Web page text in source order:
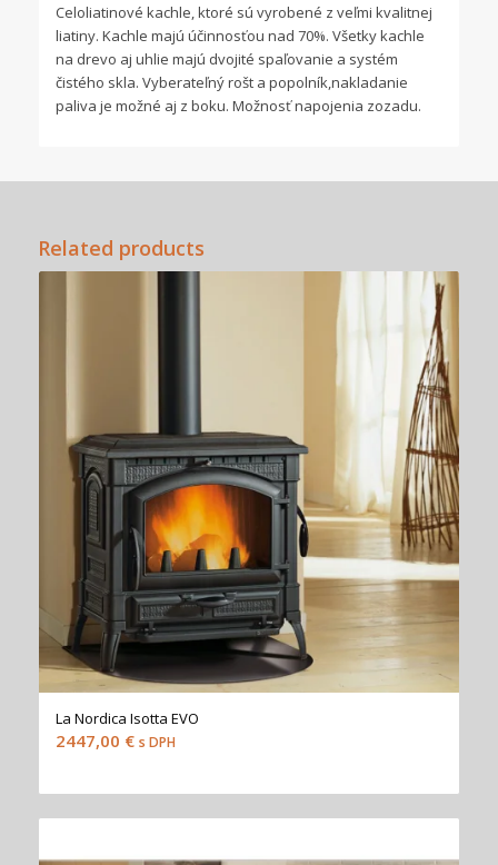
Celoliatinové kachle, ktoré sú vyrobené z veľmi kvalitnej
liatiny. Kachle majú účinnosťou nad 70%. Všetky kachle
na drevo aj uhlie majú dvojité spaľovanie a systém
čistého skla. Vyberateľný rošt a popolník,nakladanie
paliva je možné aj z boku. Možnosť napojenia zozadu.
Related products
La Nordica Isotta EVO
2447,00 € s DPH